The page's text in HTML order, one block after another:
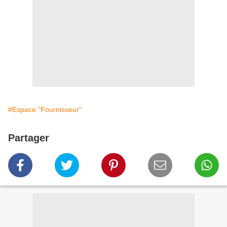
#Espace "Fournisseur"
Partager